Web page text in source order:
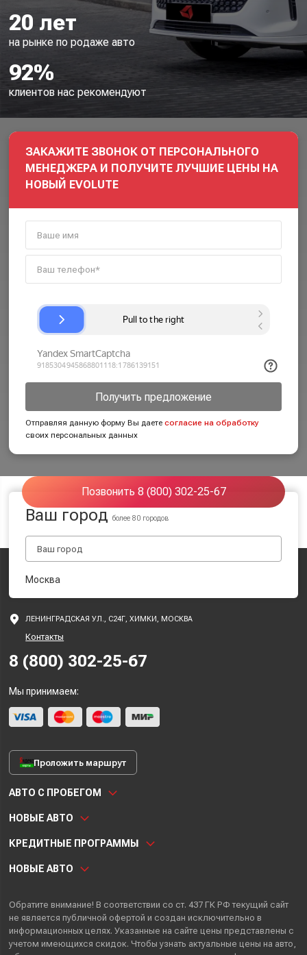
ЗАКАЖИТЕ ЗВОНОК ОТ ПЕРСОНАЛЬНОГО
МЕНЕДЖЕРА И ПОЛУЧИТЕ ЛУЧШИЕ ЦЕНЫ НА
НОВЫЙ EVOLUTE
Получить предложение
Отправляя данную форму Вы даетесогласие на обработку
своих персональных данных
20 лет
на рынке по родаже авто
92%
клиентов нас рекомендуют
Позвонить 8 (800) 302-25-67
Ваш городболее 80 городов
Москва
ЛЕНИНГРАДСКАЯ УЛ., С24Г, ХИМКИ, МОСКВА
Контакты
8 (800) 302-25-67
Мы принимаем:
Проложить маршрут
АВТО С ПРОБЕГОМ
НОВЫЕ АВТО
КРЕДИТНЫЕ ПРОГРАММЫ
НОВЫЕ АВТО
Обратите внимание! В соответствии со ст. 437 ГК РФ текущий сайт
не является публичной офертой и создан исключительно в
информационных целях. Указанные на сайте цены представлены с
учетом имеющихся скидок. Чтобы узнать актуальные цены на авто,